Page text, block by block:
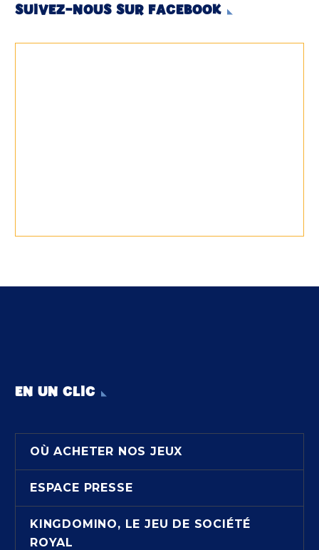
SUIVEZ-NOUS SUR FACEBOOK
EN UN CLIC
OÙ ACHETER NOS JEUX
ESPACE PRESSE
KINGDOMINO, LE JEU DE SOCIÉTÉ
ROYAL